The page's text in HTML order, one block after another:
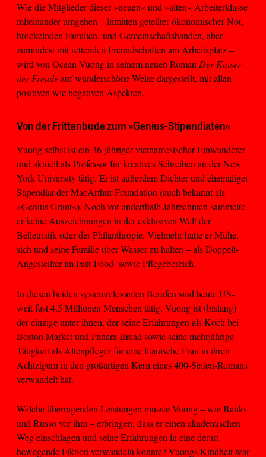
Wie die Mitglieder dieser »neuen« und »alten« Arbeiterklasse
miteinander umgehen – inmitten geteilter ökonomischer Not,
bröckelnden Familien- und Gemeinschaftsbanden, aber
zumindest mit rettenden Freundschaften am Arbeitsplatz –
wird von Ocean Vuong in seinem neuen RomanDer Kaiser
der Freudeauf wunderschöne Weise dargestellt, mit allen
positiven wie negativen Aspekten.
Von der Frittenbude zum »Genius-Stipendiaten«
Vuong selbst ist ein 36-jähriger vietnamesischer Einwanderer
und aktuell als Professor für kreatives Schreiben an der New
York University tätig. Er ist außerdem Dichter und ehemaliger
Stipendiat der MacArthur Foundation (auch bekannt als
»Genius Grant«). Noch vor anderthalb Jahrzehnten sammelte
er keine Auszeichnungen in der exklusiven Welt der
Belletristik oder der Philanthropie. Vielmehr hatte er Mühe,
sich und seine Familie über Wasser zu halten – als Doppelt-
Angestellter im Fast-Food- sowie Pflegebereich.
In diesen beiden systemrelevanten Berufen sind heute US-
weit fast 4,5 Millionen Menschen tätig. Vuong ist (bislang)
der einzige unter ihnen, der seine Erfahrungen als Koch bei
Boston Market und Panera Bread sowie seine mehrjährige
Tätigkeit als Altenpfleger für eine litauische Frau in ihren
Achtzigern in den großartigen Kern eines 400-Seiten-Romans
verwandelt hat.
Welche überragenden Leistungen musste Vuong – wie Banks
und Russo vor ihm – erbringen, dass er einen akademischen
Weg einschlagen und seine Erfahrungen in eine derart
bewegende Fiktion verwandeln konnte? Vuongs Kindheit war